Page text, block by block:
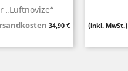
„Luftnovize“
Preis
34,90 € (inkl. MwSt.)